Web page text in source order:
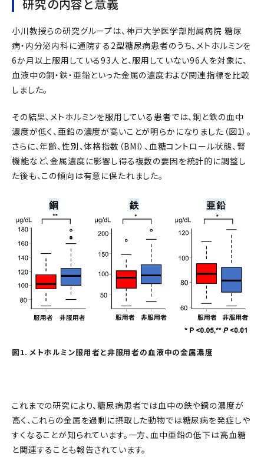
研究の内容と意義
小川教授らの研究グループは、神戸大学医学部附属病院 糖尿
病・内分泌内科に通院する2型糖尿病患者のうち、メトホルミンを
6か月以上服用している93人と、服用していない96人を対象に、
血液中の銅・鉄・亜鉛といった金属の濃度および関連指標を比較
しました。
その結果、メトホルミンを服用している患者では、銅と鉄の血中
濃度が低く、亜鉛の濃度が高いことが明らかになりました（図1）。
さらに、年齢、性別、体格指数（BMI）、血糖コントロール状態、腎
機能など、金属濃度に影響し得る複数の要因を統計的に調整し
た後も、この傾向は有意に保たれました。
図1. メトホルミン服用者と非服用者の血液中の金属濃度
これまでの研究により、糖尿病患者では血中の鉄や銅の濃度が
高く、これらの金属を過剰に摂取した動物では糖尿病を発症しや
すくなることが知られています。一方、血中亜鉛の低下は高血糖
と関連することも報告されています。